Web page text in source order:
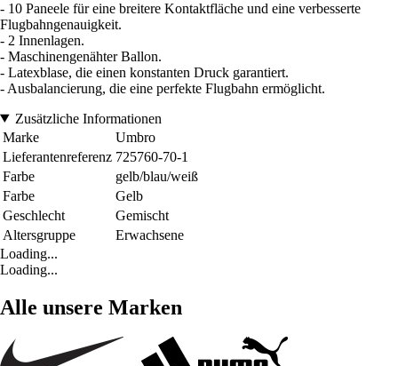
- 10 Paneele für eine breitere Kontaktfläche und eine verbesserte
Flugbahngenauigkeit.
- 2 Innenlagen.
- Maschinengenähter Ballon.
- Latexblase, die einen konstanten Druck garantiert.
- Ausbalancierung, die eine perfekte Flugbahn ermöglicht.
Zusätzliche Informationen
Marke
Umbro
Lieferantenreferenz 725760-70-1
Farbe
gelb/blau/weiß
Farbe
Gelb
Geschlecht
Gemischt
Altersgruppe
Erwachsene
Loading...
Loading...
Alle unsere Marken